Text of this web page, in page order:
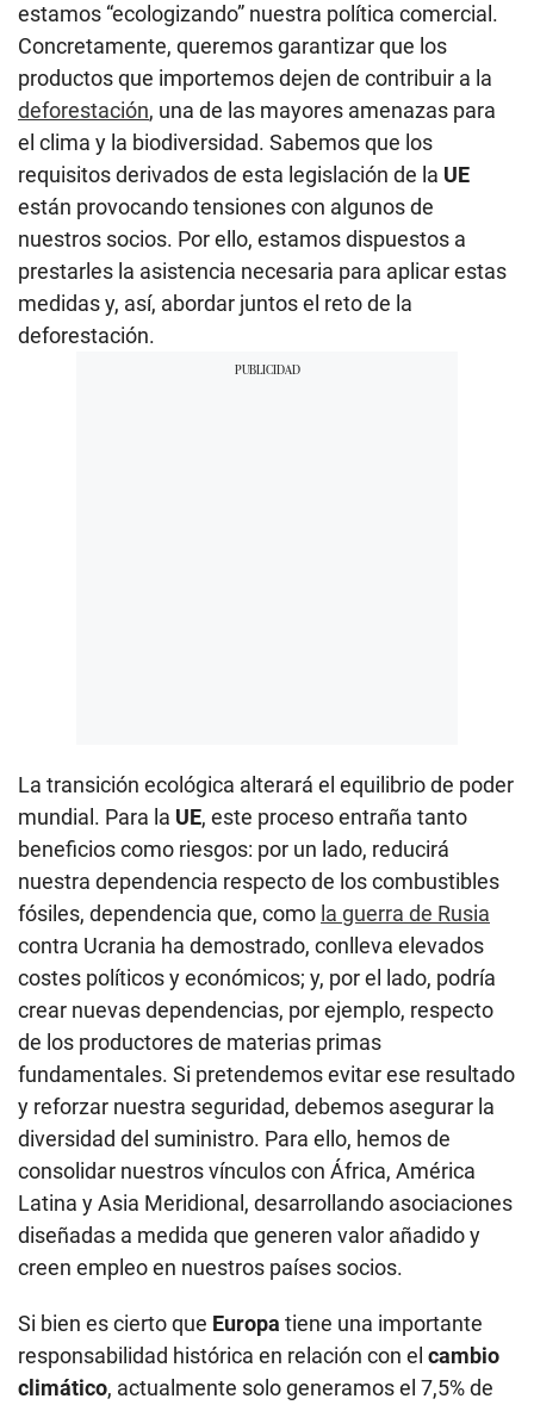
estamos “ecologizando” nuestra política comercial.
Concretamente, queremos garantizar que los
productos que importemos dejen de contribuir a la
deforestación, una de las mayores amenazas para
el clima y la biodiversidad. Sabemos que los
requisitos derivados de esta legislación de la UE
están provocando tensiones con algunos de
nuestros socios. Por ello, estamos dispuestos a
prestarles la asistencia necesaria para aplicar estas
medidas y, así, abordar juntos el reto de la
deforestación.
La transición ecológica alterará el equilibrio de poder
mundial. Para la UE, este proceso entraña tanto
beneficios como riesgos: por un lado, reducirá
nuestra dependencia respecto de los combustibles
fósiles, dependencia que, como la guerra de Rusia
contra Ucrania ha demostrado, conlleva elevados
costes políticos y económicos; y, por el lado, podría
crear nuevas dependencias, por ejemplo, respecto
de los productores de materias primas
fundamentales. Si pretendemos evitar ese resultado
y reforzar nuestra seguridad, debemos asegurar la
diversidad del suministro. Para ello, hemos de
consolidar nuestros vínculos con África, América
Latina y Asia Meridional, desarrollando asociaciones
diseñadas a medida que generen valor añadido y
creen empleo en nuestros países socios.
Si bien es cierto que Europa tiene una importante
responsabilidad histórica en relación con el cambio
climático, actualmente solo generamos el 7,5% de